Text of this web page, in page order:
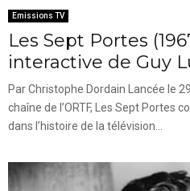
Emissions TV
Les Sept Portes
interactive de Guy
Par Christophe Dordain Lancée le
chaîne de l’ORTF, Les Sept Portes
dans l’histoire de la télévision...